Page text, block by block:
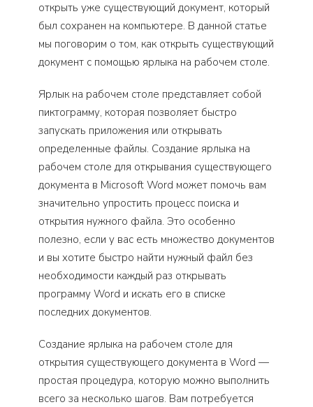
открыть уже существующий документ, который
был сохранен на компьютере. В данной статье
мы поговорим о том, как открыть существующий
документ с помощью ярлыка на рабочем столе.
Ярлык на рабочем столе представляет собой
пиктограмму, которая позволяет быстро
запускать приложения или открывать
определенные файлы. Создание ярлыка на
рабочем столе для открывания существующего
документа в Microsoft Word может помочь вам
значительно упростить процесс поиска и
открытия нужного файла. Это особенно
полезно, если у вас есть множество документов
и вы хотите быстро найти нужный файл без
необходимости каждый раз открывать
программу Word и искать его в списке
последних документов.
Создание ярлыка на рабочем столе для
открытия существующего документа в Word —
простая процедура, которую можно выполнить
всего за несколько шагов. Вам потребуется